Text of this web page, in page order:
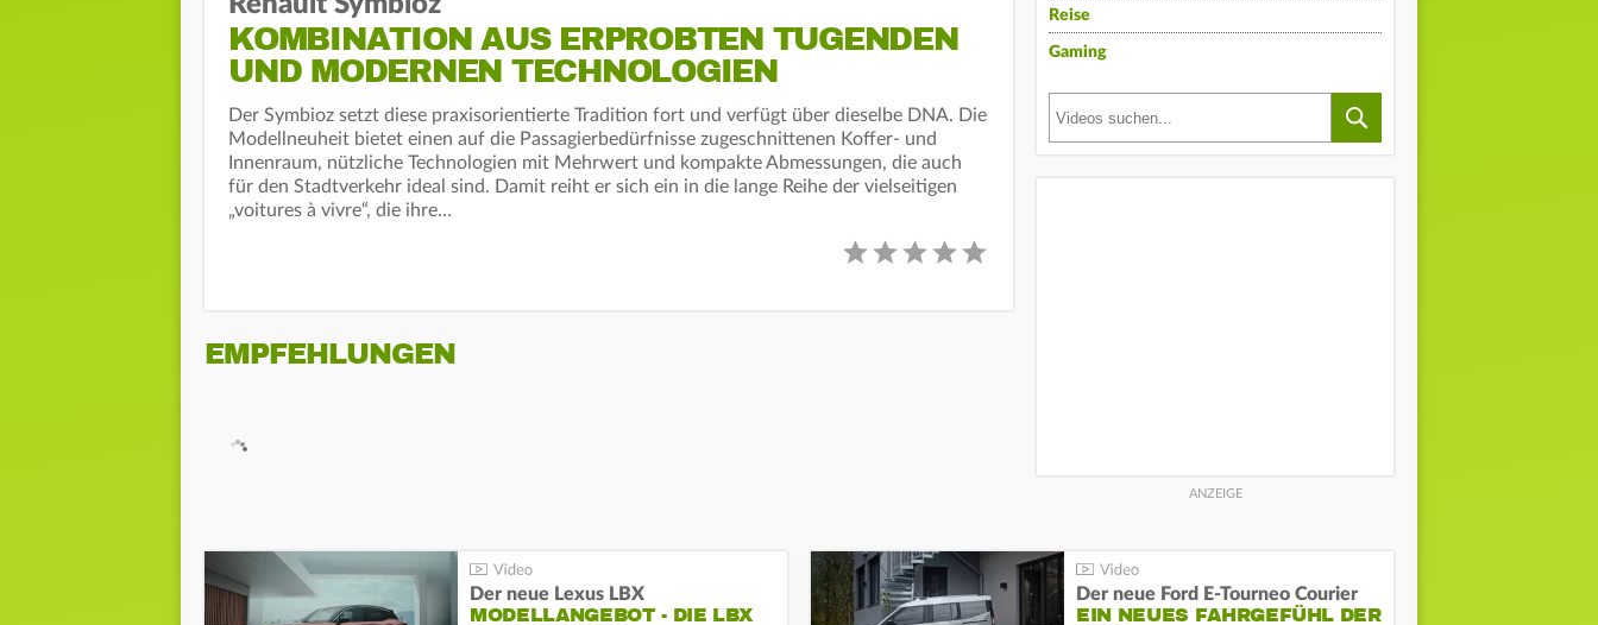
KOMBINATION AUS ERPROBTEN TUGENDEN
UND MODERNEN TECHNOLOGIEN
Der Symbioz setzt diese praxisorientierte Tradition fort und verfügt über dieselbe DNA. Die
Modellneuheit bietet einen auf die Passagierbedürfnisse zugeschnittenen Koffer- und
Innenraum, nützliche Technologien mit Mehrwert und kompakte Abmessungen, die auch
für den Stadtverkehr ideal sind. Damit reiht er sich ein in die lange Reihe der vielseitigen
„voitures à vivre“, die ihre…
EMPFEHLUNGEN
Reise
Gaming
Der neue Lexus LBX
MODELLANGEBOT - DIE LBX
Der neue Ford E-Tourneo Courier
EIN NEUES FAHRGEFÜHL DER